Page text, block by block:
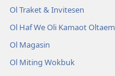
Ol Traket & Invitesen
Ol Haf We Oli Kamaot Oltaem
Ol Magasin
Ol Miting Wokbuk